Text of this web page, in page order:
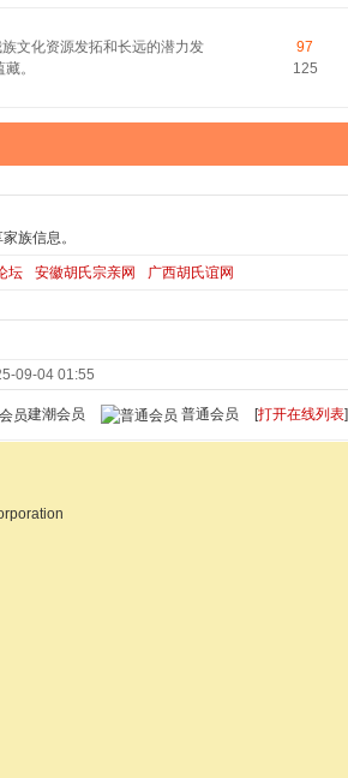
文化资源发拓和长远的潜力发
。
97
125
族信息。
坛 安徽胡氏宗亲网
广西胡氏谊网
09-04 01:55
建潮会员 普通会员 [打开在线列表]